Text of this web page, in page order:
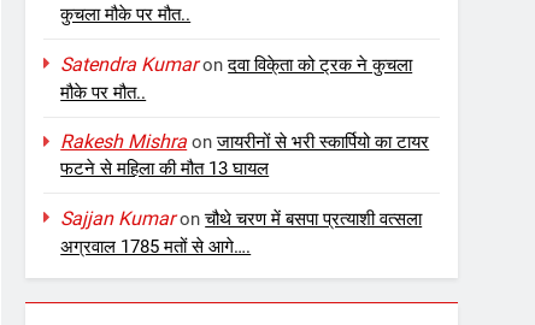
कुचला मौके पर मौत..
Satendra Kumaronदवा विके्ता को ट्रक ने कुचला
मौके पर मौत..
Rakesh Mishra onजायरीनों से भरी स्कार्पियो का टायर
फटने से महिला की मौत 13 घायल
Sajjan Kumaronचौथे चरण में बसपा प्रत्याशी वत्सला
अग्रवाल 1785 मतों से आगे….